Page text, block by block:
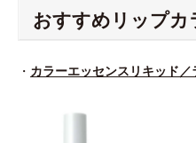
おすすめリップカ
・ カラーエッセンスリキッド